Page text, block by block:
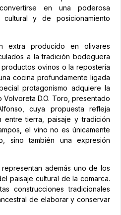
en una poderosa
y de posicionamiento
extra producido en olivares
a la tradición bodeguera
ovinos o la repostería
cocina profundamente ligada
protagonismo adquiere la
D.O. Toro, presentado
cuya propuesta refleja
entre tierra, paisaje y tradición
el vino no es únicamente
sino también una expresión
además uno de los
paisaje cultural de la comarca.
construcciones tradicionales
de elaborar y conservar